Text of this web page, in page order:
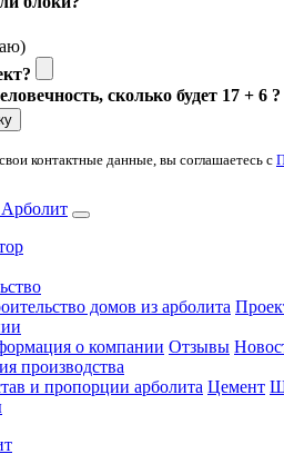
сколько будет 17 + 6 ?
контактные данные, вы соглашаетесь с
домов из арболита
о компании Отзывы
производства
и пропорции арболита Цемент